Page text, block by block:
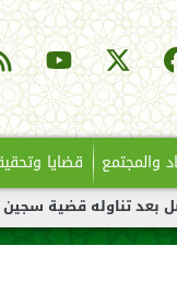
والمجتمع قضايا
قضية سجين اكتشف